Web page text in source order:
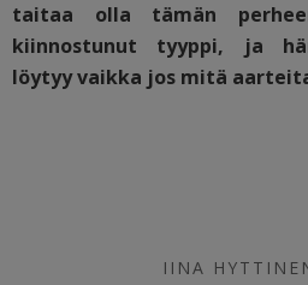
taitaa olla tämän
kiinnostunut tyyppi, ja
löytyy vaikka jos mitä
IINA